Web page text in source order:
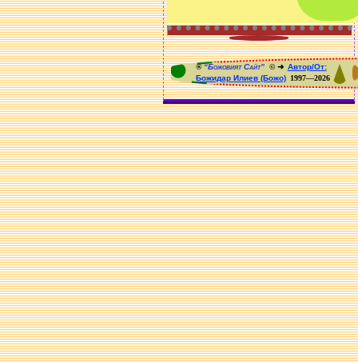
®“Божовият Сайт”© ➜ Автор/От:
Божидар Илиев (Божо) 1997—2026